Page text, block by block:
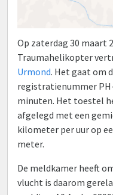
Op zaterdag 30 maart
Traumahelikopter
Urmond. Het gaat om
registratienummer
minuten. Het toestel
afgelegd met een
kilometer per uur op
meter.
De meldkamer heeft
vlucht is daarom